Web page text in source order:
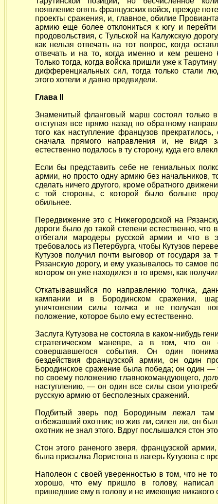
появление опять французских войск, прежде
проекты сражения, и, главное, обилие
армию еще более отклониться к югу и перейти
продовольствия, с Тульской на Калужскую
как нельзя отвечать на тот вопрос, когда
отвечать и на то, когда именно и кем решено
Только тогда, когда войска пришли уже к
дифференциальных сил, тогда только стали
этого хотели и давно предвидели.
Глава II
Знаменитый фланговый марш состоял только в
отступая все прямо назад по обратному
того как наступление французов прекратилось,
сначала прямого направления и, не видя
естественно подалось в ту сторону, куда его
Если бы представить себе не гениальных
армии, но просто одну армию без начальников,
сделать ничего другого, кроме обратного
с той стороны, с которой было больше
обильнее.
Передвижение это с Нижегородской на
дороги было до такой степени естественно,
отбегали мародеры русской армии и что в
требовалось из Петербурга, чтобы Кутузов
Кутузов получил почти выговор от государя
Рязанскую дорогу, и ему указывалось то самое
котором он уже находился в то время, как
Откатывавшийся по направлению толчка,
кампании и в Бородинском сражении,
уничтожении силы толчка и не получая
положение, которое было ему естественно.
Заслуга Кутузова не состояла в каком-нибудь
стратегическом маневре, а в том, что он
совершавшегося события. Он один
бездействия французской армии, он один
Бородинское сражение была победа; он один —
по своему положению главнокомандующего,
наступлению, — он один все силы свои
русскую армию от бесполезных сражений.
Подбитый зверь под Бородиным лежал там
отбежавший охотник; но жив ли, силен ли, он
охотник не знал этого. Вдруг послышался стон
Стон этого раненого зверя, французской
была присылка Лористона в лагерь Кутузова с
Наполеон с своей уверенностью в том, что не
хорошо, что ему пришло в голову, написал
пришедшие ему в голову и не имеющие никакого